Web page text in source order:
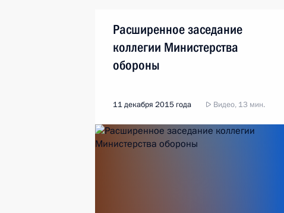
Расширенное заседание
коллегии Министерства
обороны
11 декабря 2015 года Видео, 13 мин.